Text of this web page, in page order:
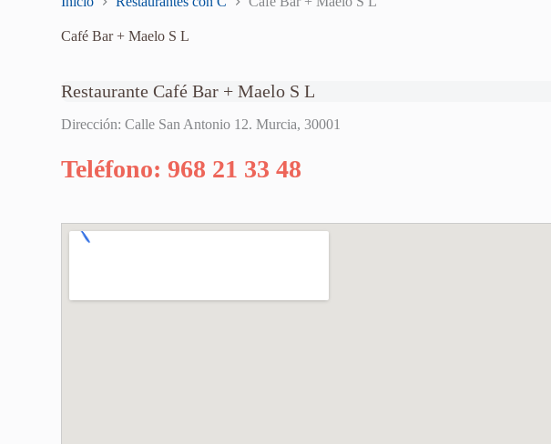
Café Bar + Maelo S L
Restaurante Café Bar + Maelo S L
Dirección: Calle San Antonio 12. Murcia, 30001
Teléfono: 968 21 33 48